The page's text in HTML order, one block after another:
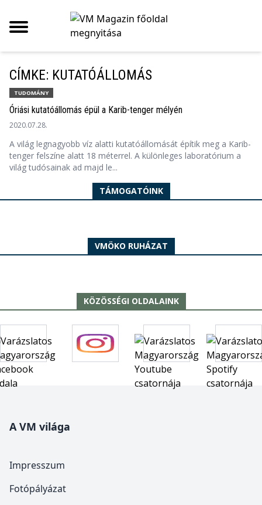
CÍMKE: KUTATÓÁLLOMÁS
TUDOMÁNY
Óriási kutatóállomás épül a Karib-tenger mélyén
2020.07.28.
A világ legnagyobb víz alatti kutatóállomását építik meg a Karib-
tenger felszíne alatt 18 méterrel. A különleges laboratórium a
világ tudósainak ad majd le...
TÁMOGATÓINK
VMÖKO RUHÁZAT
KÖZÖSSÉGI OLDALAINK
A VM világa
Impresszum
Fotópályázat